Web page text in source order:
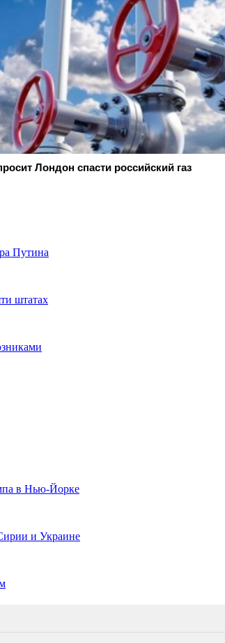
Лондон спасти российский газ
Путина
штатах
в Нью-Йорке
и Украине